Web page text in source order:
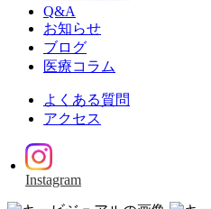
Q&A
お知らせ
ブログ
医療コラム
よくある質問
アクセス
Instagram